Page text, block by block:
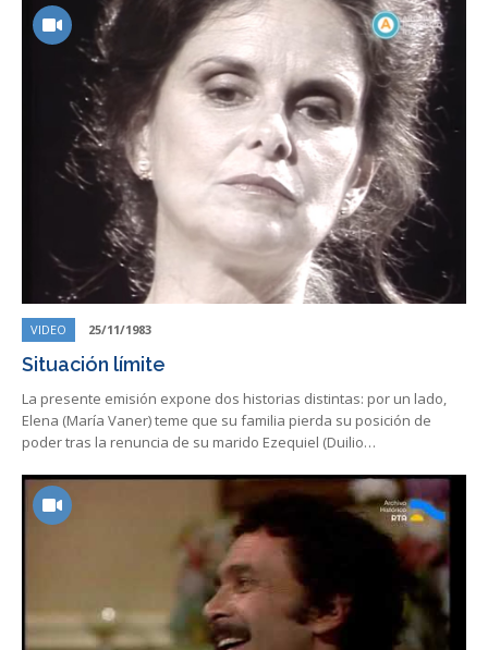
VIDEO 25/11/1983
Situación límite
La presente emisión expone dos historias distintas: por un lado,
Elena (María Vaner) teme que su familia pierda su posición de
poder tras la renuncia de su marido Ezequiel (Duilio…